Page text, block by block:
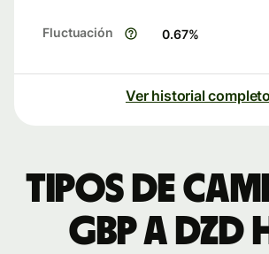
Fluctuación 0.67%
Ver historial completo
Tipos de
GBP a DZD